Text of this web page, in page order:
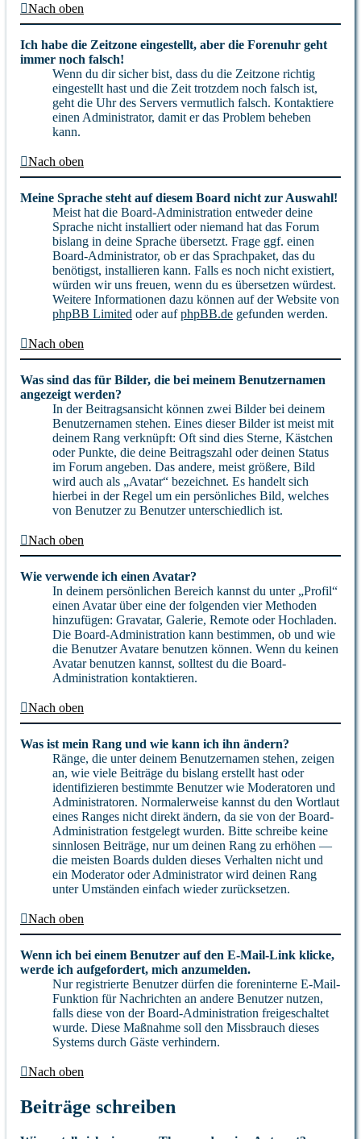
Nach oben
Ich habe die Zeitzone eingestellt, aber die Forenuhr geht
immer noch falsch!
Wenn du dir sicher bist, dass du die Zeitzone richtig
eingestellt hast und die Zeit trotzdem noch falsch ist,
geht die Uhr des Servers vermutlich falsch. Kontaktiere
einen Administrator, damit er das Problem beheben
kann.
Nach oben
Meine Sprache steht auf diesem Board nicht zur Auswahl!
Meist hat die Board-Administration entweder deine
Sprache nicht installiert oder niemand hat das Forum
bislang in deine Sprache übersetzt. Frage ggf. einen
Board-Administrator, ob er das Sprachpaket, das du
benötigst, installieren kann. Falls es noch nicht existiert,
würden wir uns freuen, wenn du es übersetzen würdest.
Weitere Informationen dazu können auf der Website von
phpBB Limited oder aufphpBB.de gefunden werden.
Nach oben
Was sind das für Bilder, die bei meinem Benutzernamen
angezeigt werden?
In der Beitragsansicht können zwei Bilder bei deinem
Benutzernamen stehen. Eines dieser Bilder ist meist mit
deinem Rang verknüpft: Oft sind dies Sterne, Kästchen
oder Punkte, die deine Beitragszahl oder deinen Status
im Forum angeben. Das andere, meist größere, Bild
wird auch als „Avatar“ bezeichnet. Es handelt sich
hierbei in der Regel um ein persönliches Bild, welches
von Benutzer zu Benutzer unterschiedlich ist.
Nach oben
Wie verwende ich einen Avatar?
In deinem persönlichen Bereich kannst du unter „Profil“
einen Avatar über eine der folgenden vier Methoden
hinzufügen: Gravatar, Galerie, Remote oder Hochladen.
Die Board-Administration kann bestimmen, ob und wie
die Benutzer Avatare benutzen können. Wenn du keinen
Avatar benutzen kannst, solltest du die Board-
Administration kontaktieren.
Nach oben
Was ist mein Rang und wie kann ich ihn ändern?
Ränge, die unter deinem Benutzernamen stehen, zeigen
an, wie viele Beiträge du bislang erstellt hast oder
identifizieren bestimmte Benutzer wie Moderatoren und
Administratoren. Normalerweise kannst du den Wortlaut
eines Ranges nicht direkt ändern, da sie von der Board-
Administration festgelegt wurden. Bitte schreibe keine
sinnlosen Beiträge, nur um deinen Rang zu erhöhen —
die meisten Boards dulden dieses Verhalten nicht und
ein Moderator oder Administrator wird deinen Rang
unter Umständen einfach wieder zurücksetzen.
Nach oben
Wenn ich bei einem Benutzer auf den E-Mail-Link klicke,
werde ich aufgefordert, mich anzumelden.
Nur registrierte Benutzer dürfen die foreninterne E-Mail-
Funktion für Nachrichten an andere Benutzer nutzen,
falls diese von der Board-Administration freigeschaltet
wurde. Diese Maßnahme soll den Missbrauch dieses
Systems durch Gäste verhindern.
Nach oben
Beiträge schreiben